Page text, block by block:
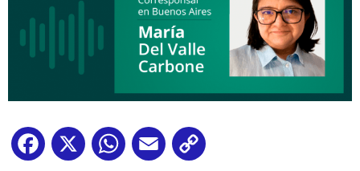
Facebook
X WhatsApp
Email